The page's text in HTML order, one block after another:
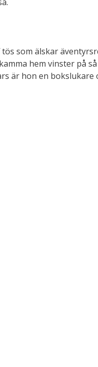
som älskar
hem vinster på
är hon en bokslukare